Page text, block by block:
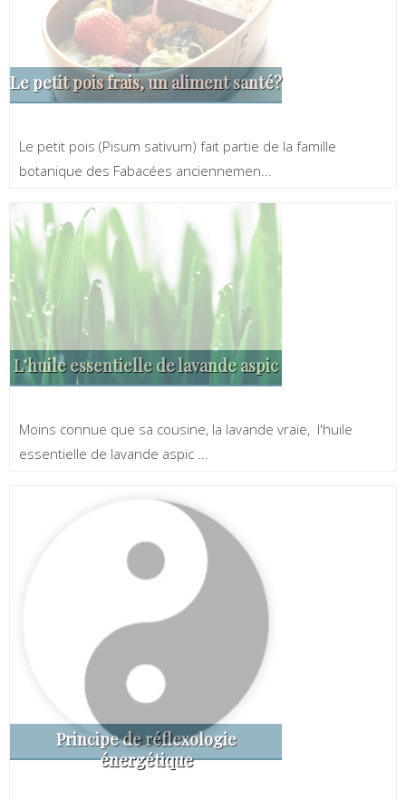
Le petit pois frais, un aliment santé?
Le petit pois (Pisum sativum) fait partie de la famille
botanique des Fabacées anciennemen...
L’huile essentielle de lavande aspic
Moins connue que sa cousine, la lavande vraie, l'huile
essentielle de lavande aspic ...
Principe de réflexologie
énergétique